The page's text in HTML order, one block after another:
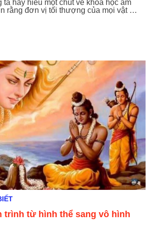
ta hãy hiểu một chút về khoa học âm
rằng đơn vị tối thượng của mọi vật …
trình từ hình thể sang vô hình